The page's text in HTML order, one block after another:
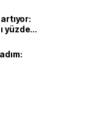
yüzde